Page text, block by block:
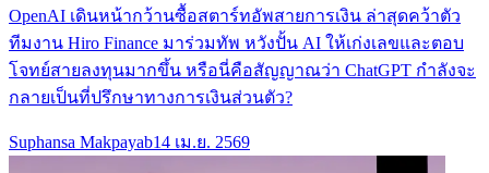
OpenAI เดินหน้ากว้านซื้อสตาร์ทอัพสายการเงิน ล่าสุดคว้าตัว
ทีมงาน Hiro Finance มาร่วมทัพ หวังปั้น AI ให้เก่งเลขและตอบ
โจทย์สายลงทุนมากขึ้น หรือนี่คือสัญญาณว่า ChatGPT กำลังจะ
กลายเป็นที่ปรึกษาทางการเงินส่วนตัว?
Suphansa Makpayab14 เม.ย. 2569